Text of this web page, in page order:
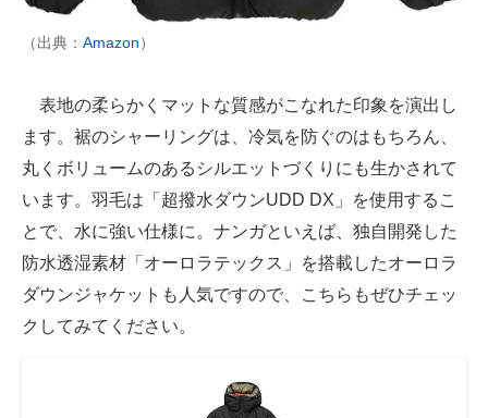
（出典： Amazon）
表地の柔らかくマットな質感がこなれた印象を演出し
ます。裾のシャーリングは、冷気を防ぐのはもちろん、
丸くボリュームのあるシルエットづくりにも生かされて
います。羽毛は「超撥水ダウンUDD DX」を使用するこ
とで、水に強い仕様に。ナンガといえば、独自開発した
防水透湿素材「オーロラテックス」を搭載したオーロラ
ダウンジャケットも人気ですので、こちらもぜひチェッ
クしてみてください。